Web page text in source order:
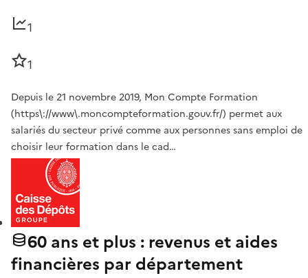
1
1
Depuis le 21 novembre 2019, Mon Compte Formation
(https\://www\.moncompteformation.gouv.fr/) permet aux
salariés du secteur privé comme aux personnes sans emploi de
choisir leur formation dans le cad…
60 ans et plus : revenus et aides
financières par département